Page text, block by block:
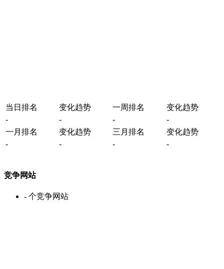
当日排名 变化趋势 一周排名
变化趋势
-
- -
-
一月排名
变化趋势 三月排名
变化趋势
-
- - -
竞争网站
- 个竞争网站